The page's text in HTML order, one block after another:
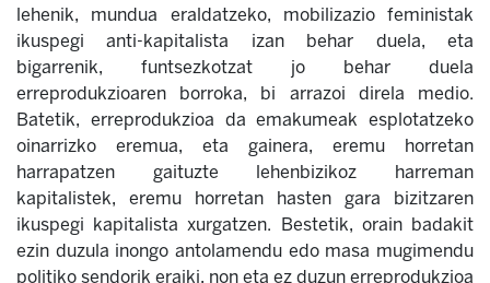
lehenik, mundua eraldatzeko, mobilizazio feministak
ikuspegi anti-kapitalista izan behar duela, eta
bigarrenik, funtsezkotzat jo behar duela
erreprodukzioaren borroka, bi arrazoi direla medio.
Batetik, erreprodukzioa da emakumeak esplotatzeko
oinarrizko eremua, eta gainera, eremu horretan
harrapatzen gaituzte lehenbizikoz harreman
kapitalistek, eremu horretan hasten gara bizitzaren
ikuspegi kapitalista xurgatzen. Bestetik, orain badakit
ezin duzula inongo antolamendu edo masa mugimendu
politiko sendorik eraiki, non eta ez duzun erreprodukzioa